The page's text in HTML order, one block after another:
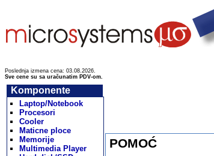
Poslednja izmena cena: 03.08.2026.
Sve cene su sa uračunatim PDV-om.
Komponente
Laptop/Notebook
Procesori
Cooler
Maticne ploce
Memorije
Multimedia Player
POMOĆ